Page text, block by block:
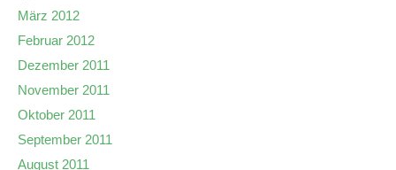
März 2012
Februar 2012
Dezember 2011
November 2011
Oktober 2011
September 2011
August 2011